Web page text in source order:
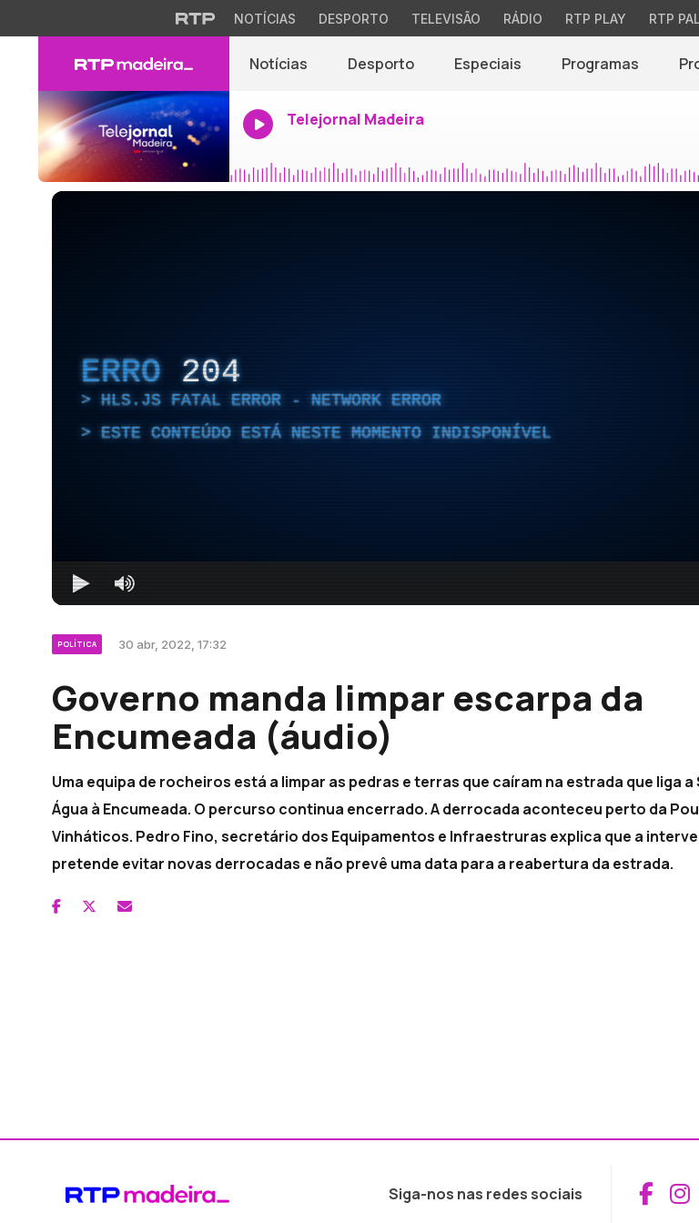
NOTÍCIAS DESPORTO TELEVISÃO RÁDIO RTP PLAY RTP
Notícias Desporto Especiais Programas
Telejornal Madeira
ERRO 204
HLS.JS FATAL ERROR - NETWORK ERROR
ESTE CONTEÚDO ESTÁ NESTE MOMENTO INDISPONÍVEL
POLÍTICA 30 abr, 2022, 17:32
Governo manda limpar escarpa da
Encumeada (áudio)
Uma equipa de rocheiros está a limpar as pedras e terras que caíram na estrada que liga a
Água à Encumeada. O percurso continua encerrado. A derrocada aconteceu perto da
Vinháticos. Pedro Fino, secretário dos Equipamentos e Infraestruras explica que a
pretende evitar novas derrocadas e não prevê uma data para a reabertura da estrada.
Siga-nos nas redes sociais